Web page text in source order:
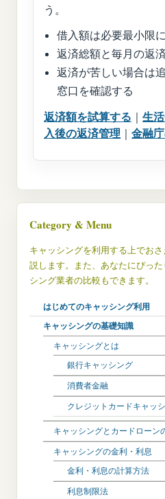
う。
借入額は必要最小限
返済総額と毎月の返
返済が苦しい場合は
窓口を確認する
返済額を試算する ｜ 生
入後の返済管理 ｜ 金融
Category & Menu
キャッシングを利用する上でお
説します。また、あなたにぴっ
シング業者の比較もできます。
はじめてのキャッシング利用
キャッシングの基礎知識
キャッシングとは
銀行キャッシング
消費者金融
クレジットカードキャッ
キャッシングとカードローン
キャッシングの金利・利息
金利・利息の計算方法
利息制限法